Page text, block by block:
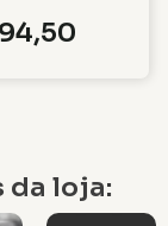
da loja: